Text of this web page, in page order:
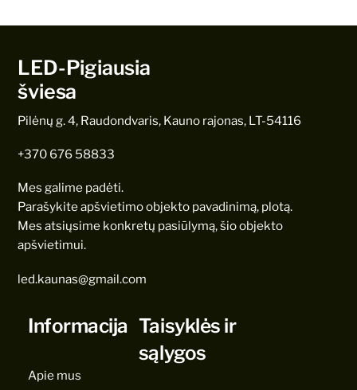
LED-Pigiausia
šviesa
Pilėnų g. 4, Raudondvaris, Kauno rajonas, LT-54116
+370 676 58833
Mes galime padėti.
Parašykite apšvietimo objekto pavadinimą, plotą.
Mes atsiųsime konkretų pasiūlymą, šio objekto
apšvietimui.
led.kaunas@gmail.com
Informacija
Apie mus
Taisyklės ir
sąlygos